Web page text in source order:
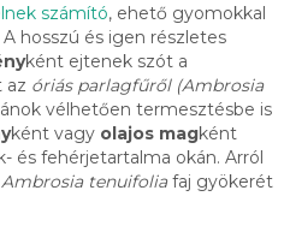
számító, ehető gyomokkal
hosszú és igen részletes
ként ejtenek szót a
az óriás parlagfűről (Ambrosia
vélhetően termesztésbe is
ként vagy olajos magként
és fehérjetartalma okán. Arról
Ambrosia tenuifoliafaj gyökerét